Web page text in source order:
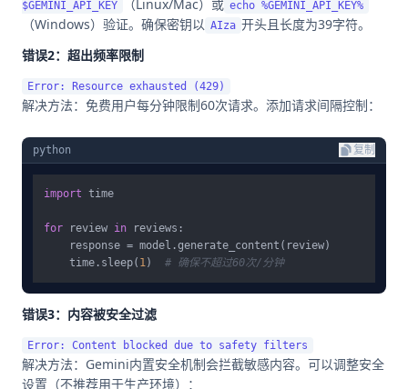
$GEMINI_API_KEY
（Linux/Mac）或 echo %GEMINI_API_KEY%
（Windows）验证。确保密钥以 AIza 开头且长度为39字符。
错误2：超出频率限制
解决方法：免费用户每分钟限制60次请求。添加请求间隔控制：
python 复制
import time
for review in reviews:
    response = model.generate_content(review)
    time.sleep(
1 ) # 确保不超过60次/分钟
错误3：内容被安全过滤
解决方法：Gemini内置安全机制会拦截敏感内容。可以调整安全
设置（不推荐用于生产环境）：